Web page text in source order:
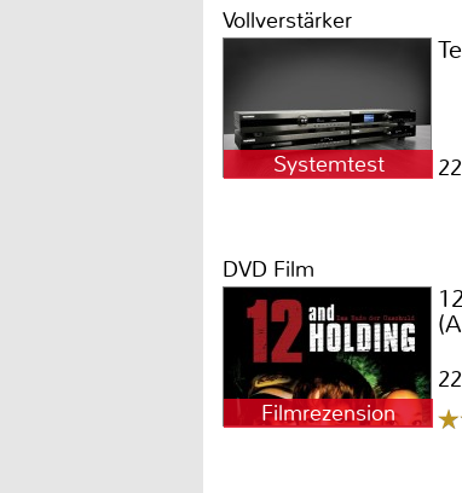
Vollverstärker
Systemtest
DVD Film
Filmrezension